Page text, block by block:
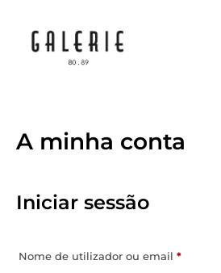
A minha conta
Iniciar sessão
Nome de utilizador ou email *